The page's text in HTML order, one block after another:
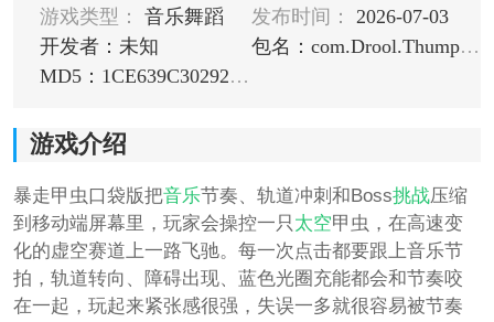
游戏类型：
音乐舞蹈 发布时间：
2026-07-03
开发者：未知
包名：com.Drool.ThumperPocketEdition
MD5：1CE639C302926A9DC25387A58137A9B0
游戏介绍
暴走甲虫口袋版把音乐节奏、轨道冲刺和Boss挑战压缩
到移动端屏幕里，玩家会操控一只太空甲虫，在高速变
化的虚空赛道上一路飞驰。每一次点击都要跟上音乐节
拍，轨道转向、障碍出现、蓝色光圈充能都会和节奏咬
在一起，玩起来紧张感很强，失误一多就很容易被节奏